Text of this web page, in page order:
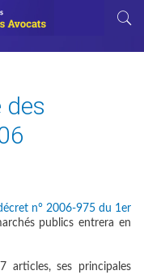
des
n° 2006-975 du 1er
publics entrera en
articles, ses principales